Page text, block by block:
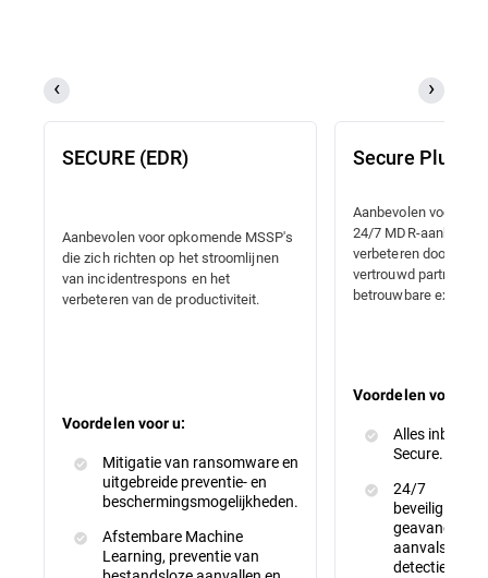
SECURE (EDR)
Aanbevolen voor opkomende MSSP's
die zich richten op het stroomlijnen
van incidentrespons en het
verbeteren van de productiviteit.
Voordelen voor u:
Mitigatie van ransomware en
uitgebreide preventie- en
beschermingsmogelijkheden.
Afstembare Machine
Learning, preventie van
Secure Plus
Aanbevolen voor
24/7 MDR-aanbod
verbeteren door
vertrouwd
betrouwbare experts.
Voordelen voor u:
Alles
Secure.
24/7
geavanceerde
detectie en